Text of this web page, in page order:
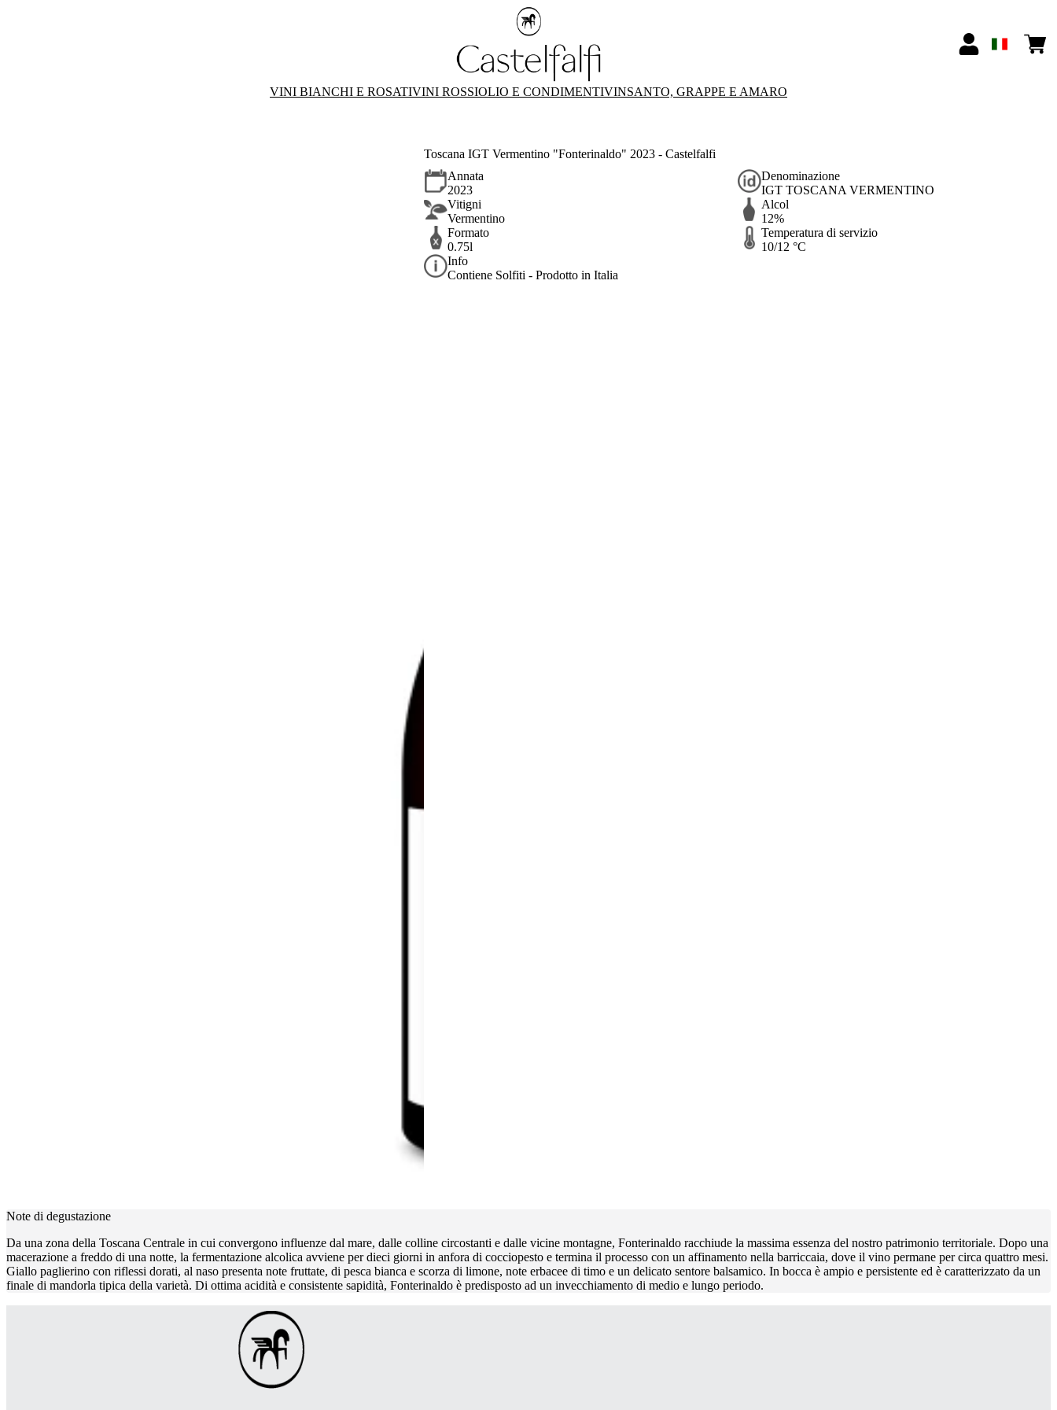
VINI BIANCHI E ROSATIVINI ROSSIOLIO E CONDIMENTIVINSANTO, GRAPPE E AMARO
Toscana IGT Vermentino "Fonterinaldo" 2023 - Castelfalfi
Annata
2023
Denominazione
IGT TOSCANA VERMENTINO
Vitigni
Vermentino
Alcol
12%
Formato
0.75l
Temperatura di servizio
10/12 °C
Info
Contiene Solfiti - Prodotto in Italia
Note di degustazione
Da una zona della Toscana Centrale in cui convergono influenze dal mare, dalle colline circostanti e dalle vicine montagne, Fonterinaldo racchiude la massima essenza del nostro patrimonio territoriale. Dopo una
macerazione a freddo di una notte, la fermentazione alcolica avviene per dieci giorni in anfora di cocciopesto e termina il processo con un affinamento nella barriccaia, dove il vino permane per circa quattro mesi.
Giallo paglierino con riflessi dorati, al naso presenta note fruttate, di pesca bianca e scorza di limone, note erbacee di timo e un delicato sentore balsamico. In bocca è ampio e persistente ed è caratterizzato da un
finale di mandorla tipica della varietà. Di ottima acidità e consistente sapidità, Fonterinaldo è predisposto ad un invecchiamento di medio e lungo periodo.